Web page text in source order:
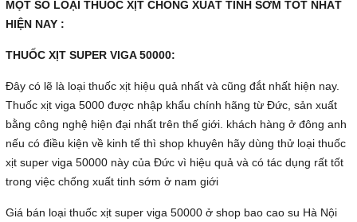
MỘT SỐ LOẠI THUỐC XỊT CHỐNG XUẤT TINH SỚM TỐT NHẤT
HIỆN NAY :
THUỐC XỊT SUPER VIGA 50000:
Đây có lẽ là loại thuốc xịt hiệu quả nhất và cũng đắt nhất hiện nay.
Thuốc xịt viga 5000 được nhập khẩu chính hãng từ Đức, sản xuất
bằng công nghệ hiện đại nhất trên thế giới. khách hàng ở đông anh
nếu có điều kiện về kinh tế thì shop khuyên hãy dùng thử loại thuốc
xịt super viga 50000 này của Đức vì hiệu quả và có tác dụng rất tốt
trong việc chống xuất tinh sớm ở nam giới
Giá bán loại thuốc xịt super viga 50000 ở shop bao cao su Hà Nội